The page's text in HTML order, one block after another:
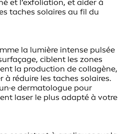
et l’exfoliation, et aider à
taches solaires au fil du
la lumière intense pulsée
ciblent les zones
la production de collagène,
à réduire les taches solaires.
dermatologue pour
laser le plus adapté à votre